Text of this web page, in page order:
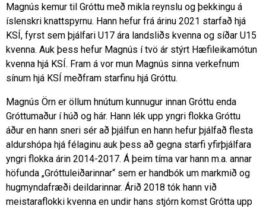
Magnús kemur til Gróttu með mikla reynslu og þekkingu á
íslenskri knattspyrnu. Hann hefur frá árinu 2021 starfað hjá
KSÍ, fyrst sem þjálfari U17 ára landsliðs kvenna og síðar U15
kvenna. Auk þess hefur Magnús í tvö ár stýrt Hæfileikamótun
kvenna hjá KSÍ. Fram á vor mun Magnús sinna verkefnum
sínum hjá KSÍ meðfram starfinu hjá Gróttu.
Magnús Örn er öllum hnútum kunnugur innan Gróttu enda
Gróttumaður í húð og hár. Hann lék upp yngri flokka Gróttu
áður en hann sneri sér að þjálfun en hann hefur þjálfað flesta
aldurshópa hjá félaginu auk þess að gegna starfi yfirþjálfara
yngri flokka árin 2014-2017. Á þeim tíma var hann m.a. annar
höfunda „Gróttuleiðarinnar“ sem er handbók um markmið og
hugmyndafræði deildarinnar. Árið 2018 tók hann við
meistaraflokki kvenna en undir hans stjórn komst Grótta upp